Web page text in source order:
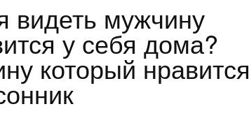
у себя дома?
который нравится